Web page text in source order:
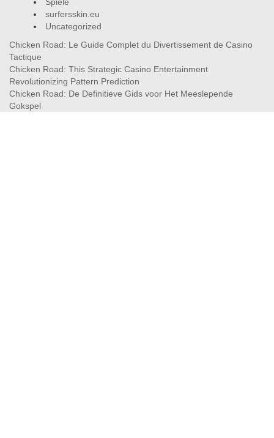
surfersskin.eu
Uncategorized
Chicken Road: Le Guide Complet du Divertissement de Casino
Tactique
Chicken Road: This Strategic Casino Entertainment
Revolutionizing Pattern Prediction
Chicken Road: De Definitieve Gids voor Het Meeslepende
Gokspel